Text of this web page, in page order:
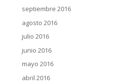
septiembre 2016
agosto 2016
julio 2016
junio 2016
mayo 2016
abril 2016